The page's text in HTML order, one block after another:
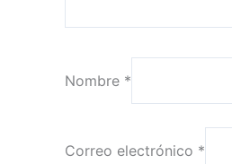
Nombre *
Correo electrónico *